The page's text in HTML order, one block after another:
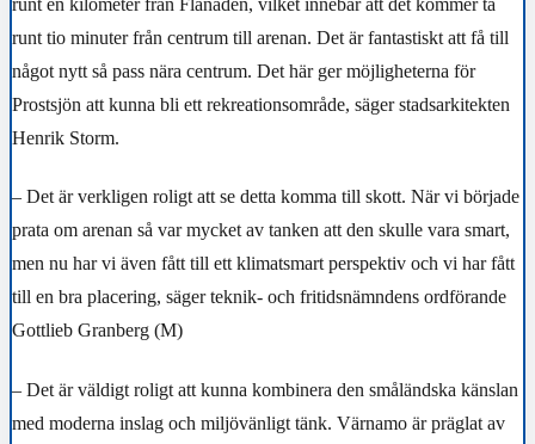
runt tio minuter från centrum till arenan. Det är fantastiskt att få till
något nytt så pass nära centrum. Det här ger möjligheterna för
Prostsjön att kunna bli ett rekreationsområde, säger stadsarkitekten
Henrik Storm.
– Det är verkligen roligt att se detta komma till skott. När vi började
prata om arenan så var mycket av tanken att den skulle vara smart,
men nu har vi även fått till ett klimatsmart perspektiv och vi har fått
till en bra placering, säger teknik- och fritidsnämndens ordförande
Gottlieb Granberg (M)
– Det är väldigt roligt att kunna kombinera den småländska känslan
med moderna inslag och miljövänligt tänk. Värnamo är präglat av